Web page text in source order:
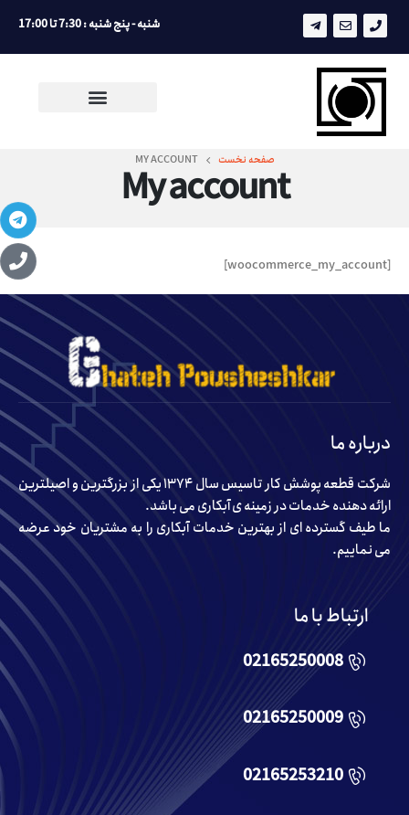
شنبه - پنج شنبه : 7:30 تا 17:00
صفحه نخست MY ACCOUNT
My account
[woocommerce_my_account]
درباره ما
شرکت قطعه پوشش کار تاسیس سال ۱۳۷۴ یکی از بزرگترین و اصیلترین
ارائه دهنده خدمات در زمینه ی آبکاری می باشد.
ما طیف گسترده ای از بهترین خدمات آبکاری را به مشتریان خود عرضه
می نماییم.
ارتباط با ما
02165250008
02165250009
02165253210